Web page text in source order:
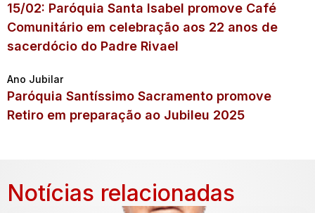
15/02: Paróquia Santa Isabel promove Café
Comunitário em celebração aos 22 anos de
sacerdócio do Padre Rivael
Ano Jubilar
Paróquia Santíssimo Sacramento promove
Retiro em preparação ao Jubileu 2025
Notícias relacionadas